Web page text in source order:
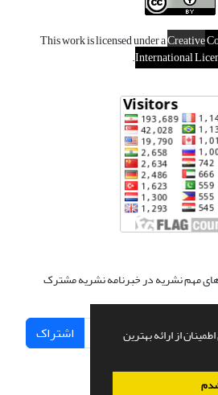
از ارائه بهترین
This work is licensed under aCreative
International
.
های مهم نشریه در خبرنامه نشریه مشترک
اشتراک